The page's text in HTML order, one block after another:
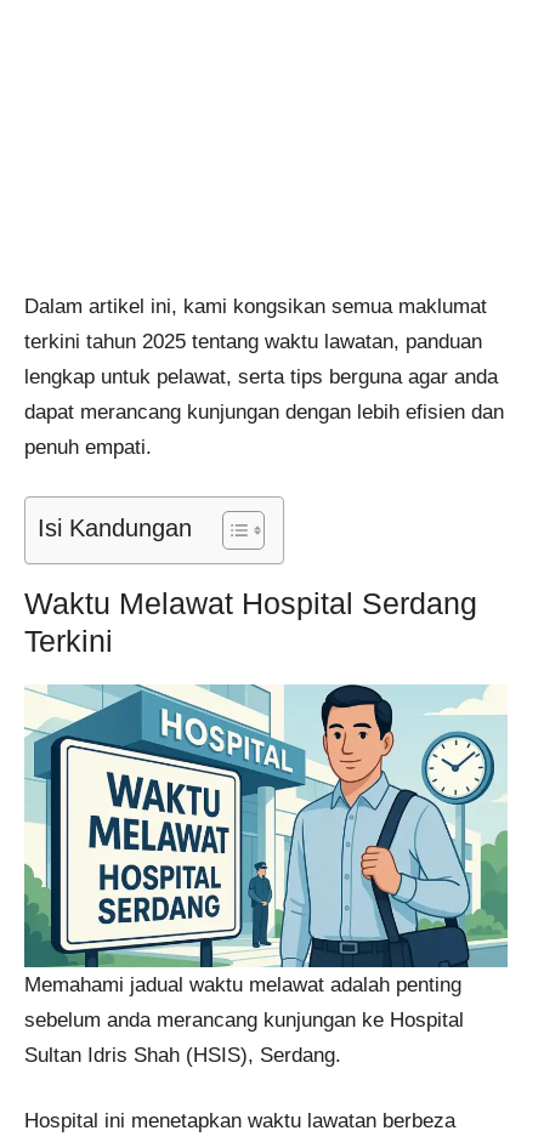
Dalam artikel ini, kami kongsikan semua maklumat
terkini tahun 2025 tentang waktu lawatan, panduan
lengkap untuk pelawat, serta tips berguna agar anda
dapat merancang kunjungan dengan lebih efisien dan
penuh empati.
Isi Kandungan
Waktu Melawat Hospital Serdang
Terkini
Memahami jadual waktu melawat adalah penting
sebelum anda merancang kunjungan ke Hospital
Sultan Idris Shah (HSIS), Serdang.
Hospital ini menetapkan waktu lawatan berbeza